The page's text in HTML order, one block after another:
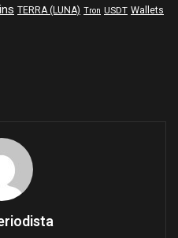
TERRA (LUNA) Tron USDT Wallets